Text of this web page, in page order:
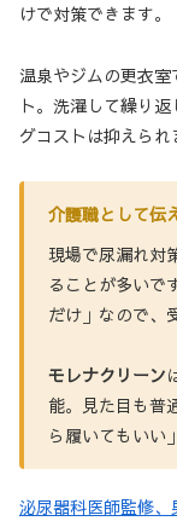
けで対策できます。
温泉やジムの更衣
ト。洗濯して繰り
グコストは抑えられ
介護職として伝
現場で尿漏れ対
ることが多いで
だけ」なので、
モレナクリーン
能。見た目も普
ら履いてもいい
泌尿器科医師監修